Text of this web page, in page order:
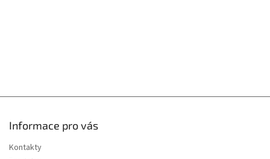
Informace pro vás
Kontakty